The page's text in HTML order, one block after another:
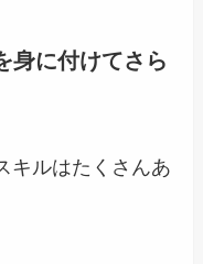
身に付けてさら
キルはたくさんあ